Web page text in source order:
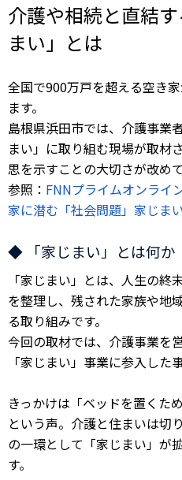
介護や相続と直結
まい」とは
全国で900万戸を超える空き
ます。
島根県浜田市では、介護事業
まい」に取り組む現場が取材
思を示すことの大切さが改め
参照： FNNプライムオンライ
家に潜む「社会問題」家じま
◆ 「家じまい」とは何か
「家じまい」とは、人生の終
を整理し、残された家族や地
る取り組みです。
今回の取材では、介護事業を
「家じまい」事業に参入した
きっかけは「ベッドを置くた
という声。介護と住まいは切
の一環として「家じまい」が
す。